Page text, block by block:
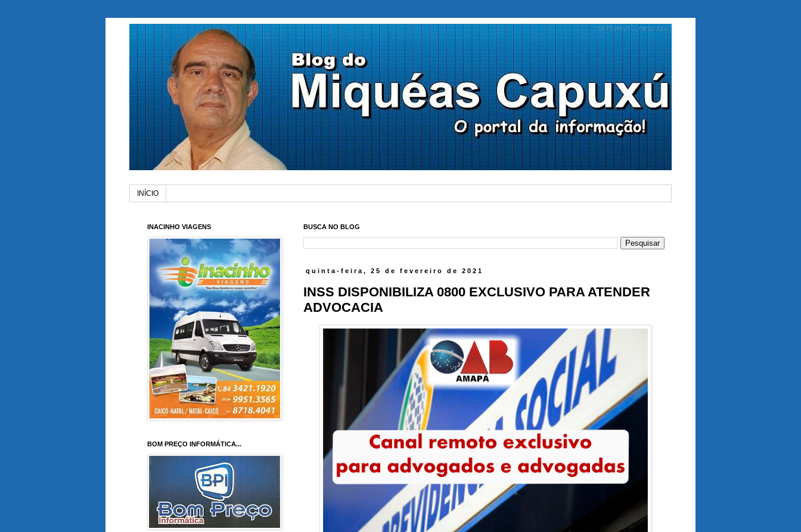
INÍCIO
BUSCA NO BLOG
quinta-feira, 25 de fevereiro de 2021
INSS DISPONIBILIZA 0800 EXCLUSIVO PARA ATENDER
ADVOCACIA
INACINHO VIAGENS
BOM PREÇO INFORMÁTICA...